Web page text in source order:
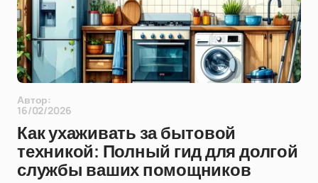
Автор:
16/02/2026
Как ухаживать за бытовой
техникой: Полный гид для долгой
службы ваших помощников